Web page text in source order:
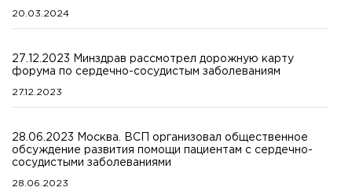
20.03.2024
27.12.2023 Минздрав рассмотрел дорожную карту
форума по сердечно-сосудистым заболеваниям
27.12.2023
28.06.2023 Москва. ВСП организовал общественное
обсуждение развития помощи пациентам с сердечно-
сосудистыми заболеваниями
28.06.2023